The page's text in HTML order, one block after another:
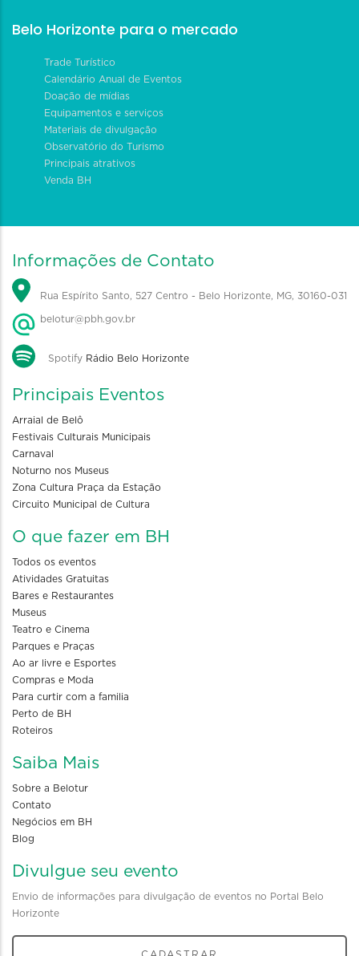
Belo Horizonte para o mercado
Trade Turístico
Calendário Anual de Eventos
Doação de mídias
Equipamentos e serviços
Materiais de divulgação
Observatório do Turismo
Principais atrativos
Venda BH
Informações de Contato
Rua Espírito Santo, 527 Centro - Belo Horizonte, MG, 30160-031
belotur@pbh.gov.br
Spotify Rádio Belo Horizonte
Principais Eventos
Arraial de Belô
Festivais Culturais Municipais
Carnaval
Noturno nos Museus
Zona Cultura Praça da Estação
Circuito Municipal de Cultura
O que fazer em BH
Todos os eventos
Atividades Gratuitas
Bares e Restaurantes
Museus
Teatro e Cinema
Parques e Praças
Ao ar livre e Esportes
Compras e Moda
Para curtir com a familia
Perto de BH
Roteiros
Saiba Mais
Sobre a Belotur
Contato
Negócios em BH
Blog
Divulgue seu evento
Envio de informações para divulgação de eventos no Portal Belo
Horizonte
CADASTRAR